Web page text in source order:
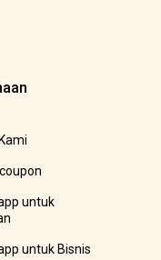
untuk
untuk Bisnis